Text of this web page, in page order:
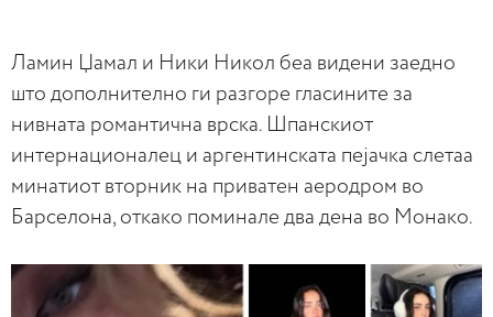
Ламин Џамал ​​и Ники Никол беа видени заедно
што дополнително ги разгоре гласините за
нивната романтична врска. Шпанскиот
интернационалец и аргентинската пејачка слетаа
минатиот вторник на приватен аеродром во
Барселона, откако поминале два дена во Монако.